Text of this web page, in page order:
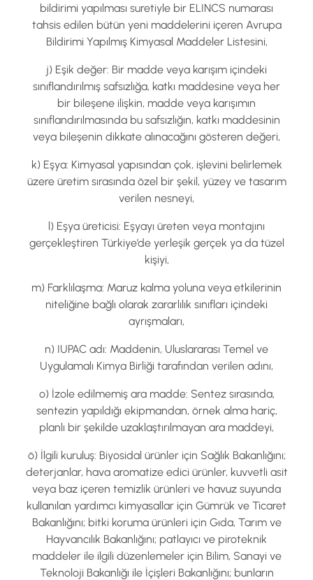
bildirimi yapılması suretiyle bir ELINCS numarası
tahsis edilen bütün yeni maddelerini içeren Avrupa
Bildirimi Yapılmış Kimyasal Maddeler Listesini,
j) Eşik değer: Bir madde veya karışım içindeki
sınıflandırılmış safsızlığa, katkı maddesine veya her
bir bileşene ilişkin, madde veya karışımın
sınıflandırılmasında bu safsızlığın, katkı maddesinin
veya bileşenin dikkate alınacağını gösteren değeri,
k) Eşya: Kimyasal yapısından çok, işlevini belirlemek
üzere üretim sırasında özel bir şekil, yüzey ve tasarım
verilen nesneyi,
l) Eşya üreticisi: Eşyayı üreten veya montajını
gerçekleştiren Türkiye’de yerleşik gerçek ya da tüzel
kişiyi,
m) Farklılaşma: Maruz kalma yoluna veya etkilerinin
niteliğine bağlı olarak zararlılık sınıfları içindeki
ayrışmaları,
n) IUPAC adı: Maddenin, Uluslararası Temel ve
Uygulamalı Kimya Birliği tarafından verilen adını,
o) İzole edilmemiş ara madde: Sentez sırasında,
sentezin yapıldığı ekipmandan, örnek alma hariç,
planlı bir şekilde uzaklaştırılmayan ara maddeyi,
ö) İlgili kuruluş: Biyosidal ürünler için Sağlık Bakanlığını;
deterjanlar, hava aromatize edici ürünler, kuvvetli asit
veya baz içeren temizlik ürünleri ve havuz suyunda
kullanılan yardımcı kimyasallar için Gümrük ve Ticaret
Bakanlığını; bitki koruma ürünleri için Gıda, Tarım ve
Hayvancılık Bakanlığını; patlayıcı ve piroteknik
maddeler ile ilgili düzenlemeler için Bilim, Sanayi ve
Teknoloji Bakanlığı ile İçişleri Bakanlığını; bunların